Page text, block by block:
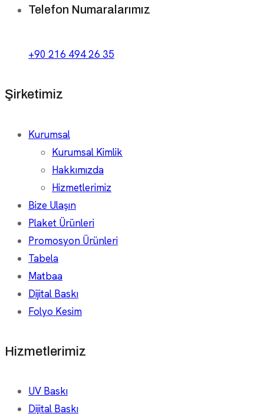
Telefon Numaralarımız
+90 216 494 26 35
Şirketimiz
Kurumsal
Kurumsal Kimlik
Hakkımızda
Hizmetlerimiz
Bize Ulaşın
Plaket Ürünleri
Promosyon Ürünleri
Tabela
Matbaa
Dijital Baskı
Folyo Kesim
Hizmetlerimiz
UV Baskı
Dijital Baskı